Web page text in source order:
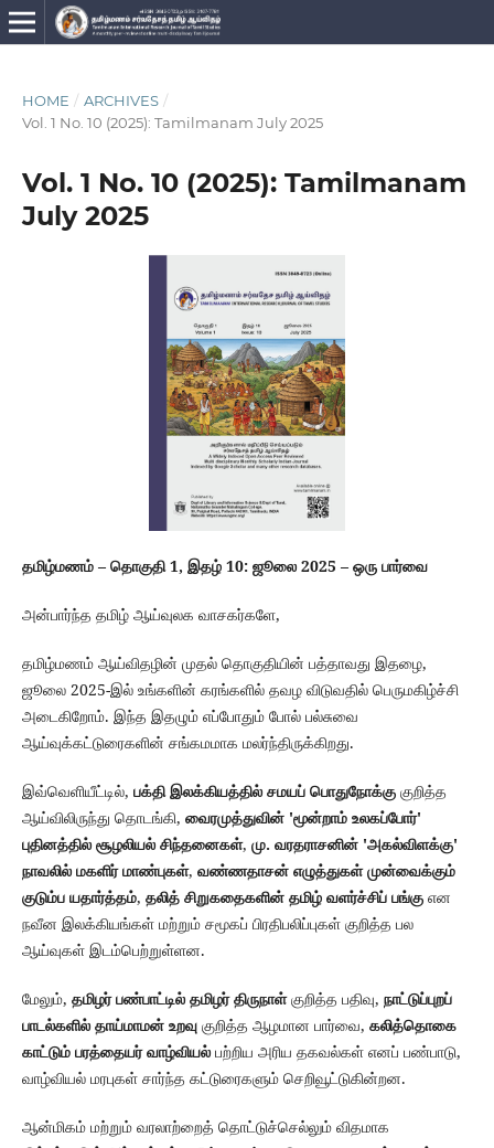
HOME / ARCHIVES /
Vol. 1 No. 10 (2025): Tamilmanam July 2025
Vol. 1 No. 10 (2025): Tamilmanam
July 2025
தமிழ்மணம் – தொகுதி 1, இதழ் 10: ஜூலை 2025 – ஒரு பார்வை
அன்பார்ந்த தமிழ் ஆய்வுலக வாசகர்களே,
தமிழ்மணம்ஆய்விதழின் முதல் தொகுதியின் பத்தாவது இதழை,
ஜூலை 2025-இல் உங்களின் கரங்களில் தவழ விடுவதில் பெருமகிழ்ச்சி
அடைகிறோம். இந்த இதழும் எப்போதும் போல் பல்சுவை
ஆய்வுக்கட்டுரைகளின் சங்கமமாக மலர்ந்திருக்கிறது.
இவ்வெளியீட்டில், பக்தி இலக்கியத்தில் சமயப் பொதுநோக்குகுறித்த
ஆய்விலிருந்து தொடங்கி, வைரமுத்துவின் 'மூன்றாம் உலகப்போர்'
புதினத்தில் சூழலியல் சிந்தனைகள், மு. வரதராசனின் 'அகல்விளக்கு'
நாவலில் மகளிர் மாண்புகள், வண்ணதாசன் எழுத்துகள் முன்வைக்கும்
குடும்ப யதார்த்தம், தலித் சிறுகதைகளின் தமிழ் வளர்ச்சிப் பங்குஎன
நவீன இலக்கியங்கள் மற்றும் சமூகப் பிரதிபலிப்புகள் குறித்த பல
ஆய்வுகள் இடம்பெற்றுள்ளன.
மேலும், தமிழர் பண்பாட்டில் தமிழர் திருநாள்குறித்த பதிவு, நாட்டுப்புறப்
பாடல்களில் தாய்மாமன் உறவுகுறித்த ஆழமான பார்வை, கலித்தொகை
காட்டும் பரத்தையர் வாழ்வியல்பற்றிய அரிய தகவல்கள் எனப் பண்பாடு,
வாழ்வியல் மரபுகள் சார்ந்த கட்டுரைகளும் செறிவூட்டுகின்றன.
ஆன்மிகம் மற்றும் வரலாற்றைத் தொட்டுச்செல்லும் விதமாக